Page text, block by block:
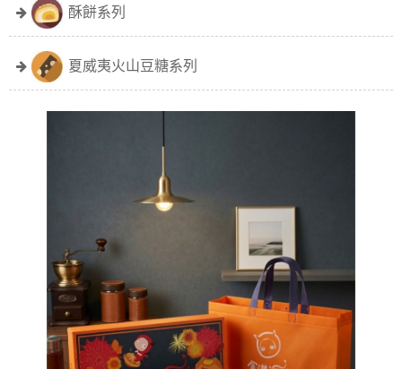
酥餅系列
夏威夷火山豆糖系列